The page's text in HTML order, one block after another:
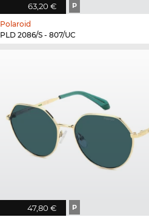
63,20 € P
Polaroid
PLD 2086/S - 807/UC
47,80 € P